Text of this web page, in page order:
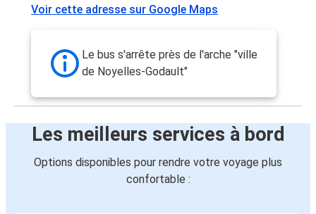
Voir cette adresse sur Google Maps
Le bus s'arrête près de l'arche "ville
de Noyelles-Godault"
Les meilleurs services à bord
Options disponibles pour rendre votre voyage plus
confortable :